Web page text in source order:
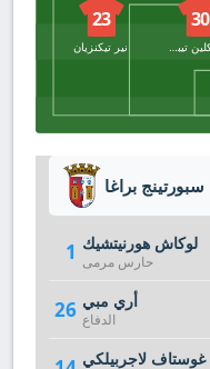
30
فرانكلين تيبو أوشينا
23
نير تيكنزيان
سبورتينج براغا
1 لوكاش هورنيتشيك
حارس مرمى
26 أري مبي
الدفاع
غوستاف لاجربيلكي